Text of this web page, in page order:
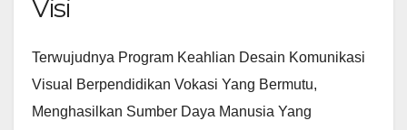
Visi
Terwujudnya Program Keahlian Desain Komunikasi
Visual Berpendidikan Vokasi Yang Bermutu,
Menghasilkan Sumber Daya Manusia Yang